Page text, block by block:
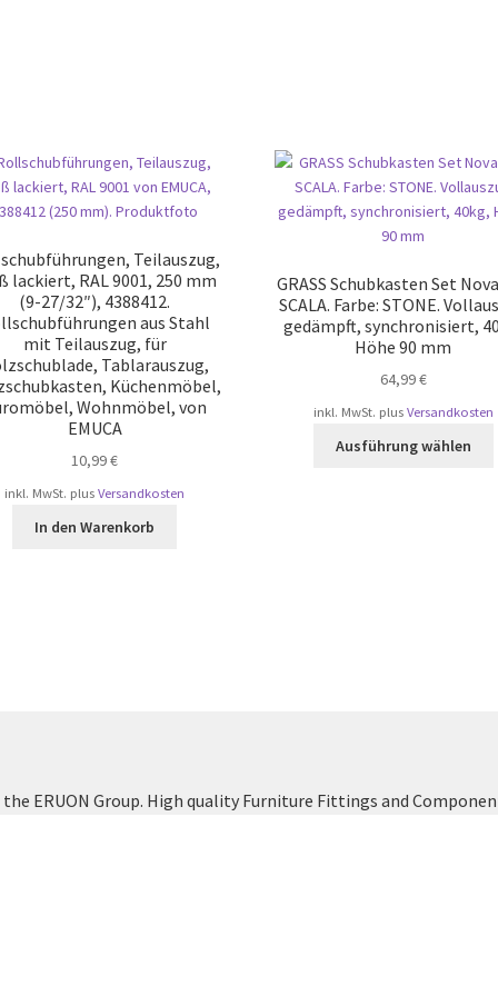
Teilauszug,
lackiert, RAL 9001, 250 mm
(9-27/32″), 4388412.
aus Stahl
mit Teilauszug, für
Tablarauszug,
Küchenmöbel,
Wohnmöbel, von
EMUCA
10,99€
inkl. MwSt. plusVersandkosten
In den Warenkorb
GRASS Schubkasten Set
SCALA. Farbe: STONE.
gedämpft, synchronisiert,
Höhe 90 mm
64,99€
inkl. MwSt. plus Versandkosten
Ausführung wählen
ERUON Group. High quality Furniture Fittings and